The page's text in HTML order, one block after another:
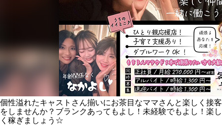
個性溢れたキャストさん揃いにお茶目なママさんと楽しく接客
をしませんか？ブランクあってもよし！未経験でもよし！楽し
く稼ぎましょう☆